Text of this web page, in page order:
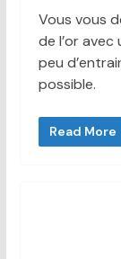
Vous vous
de l’or
peu
possible.
Read More